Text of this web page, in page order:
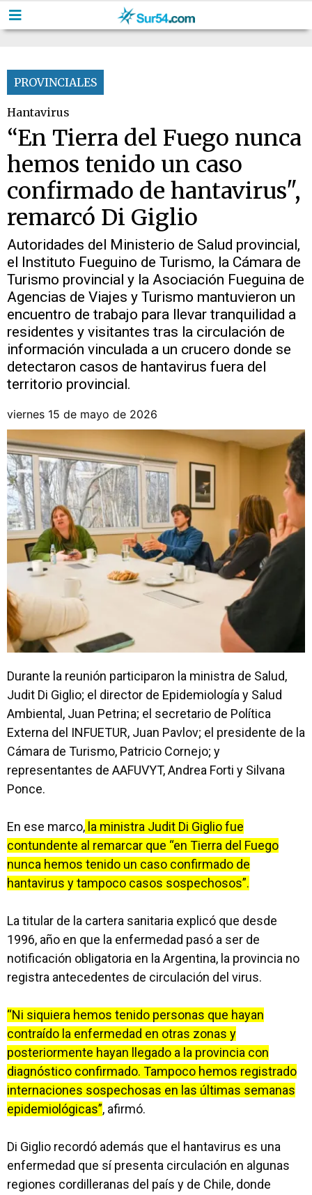
PROVINCIALES
Hantavirus
“En Tierra del Fuego nunca
hemos tenido un caso
confirmado de hantavirus",
remarcó Di Giglio
Autoridades del Ministerio de Salud provincial,
el Instituto Fueguino de Turismo, la Cámara de
Turismo provincial y la Asociación Fueguina de
Agencias de Viajes y Turismo mantuvieron un
encuentro de trabajo para llevar tranquilidad a
residentes y visitantes tras la circulación de
información vinculada a un crucero donde se
detectaron casos de hantavirus fuera del
territorio provincial.
viernes 15 de mayo de 2026
Durante la reunión participaron la ministra de Salud,
Judit Di Giglio; el director de Epidemiología y Salud
Ambiental, Juan Petrina; el secretario de Política
Externa del INFUETUR, Juan Pavlov; el presidente de la
Cámara de Turismo, Patricio Cornejo; y
representantes de AAFUVYT, Andrea Forti y Silvana
Ponce.
En ese marco, la ministra Judit Di Giglio fue
contundente al remarcar que “en Tierra del Fuego
nunca hemos tenido un caso confirmado de
hantavirus y tampoco casos sospechosos”.
La titular de la cartera sanitaria explicó que desde
1996, año en que la enfermedad pasó a ser de
notificación obligatoria en la Argentina, la provincia no
registra antecedentes de circulación del virus.
“Ni siquiera hemos tenido personas que hayan
contraído la enfermedad en otras zonas y
posteriormente hayan llegado a la provincia con
diagnóstico confirmado. Tampoco hemos registrado
internaciones sospechosas en las últimas semanas
epidemiológicas”, afirmó.
Di Giglio recordó además que el hantavirus es una
enfermedad que sí presenta circulación en algunas
regiones cordilleranas del país y de Chile, donde